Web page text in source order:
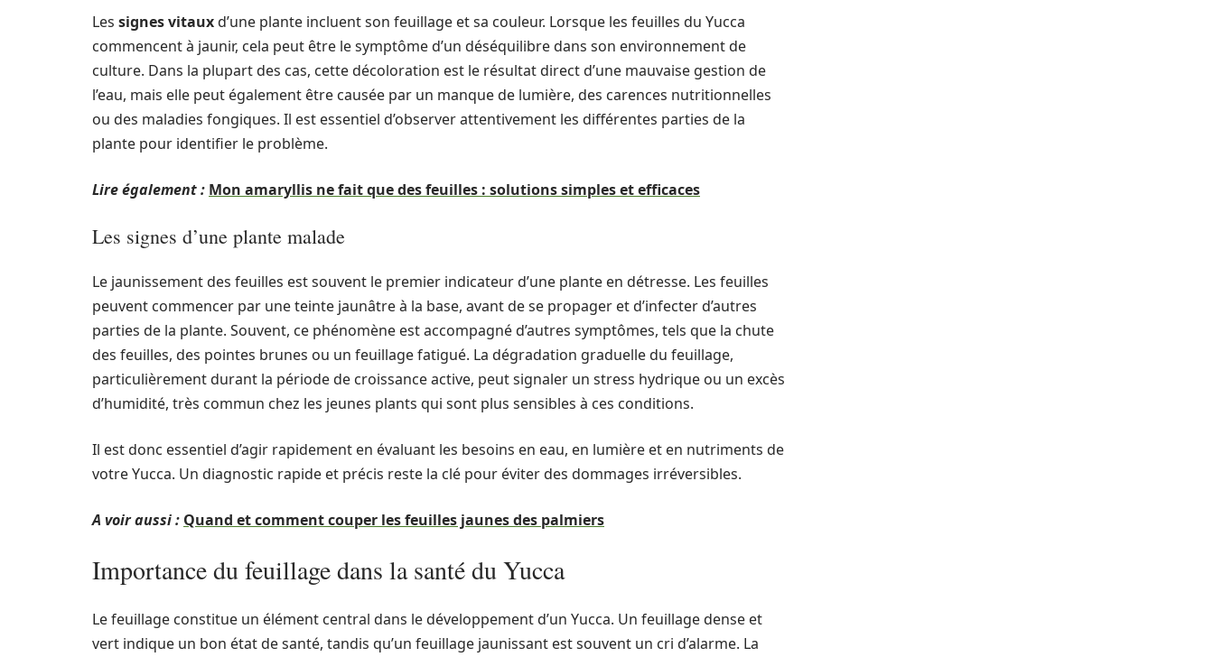
Les signes vitauxd’une plante incluent son feuillage et sa couleur. Lorsque les feuilles du Yucca
commencent à jaunir, cela peut être le symptôme d’un déséquilibre dans son environnement de
culture. Dans la plupart des cas, cette décoloration est le résultat direct d’une mauvaise gestion de
l’eau, mais elle peut également être causée par un manque de lumière, des carences nutritionnelles
ou des maladies fongiques. Il est essentiel d’observer attentivement les différentes parties de la
plante pour identifier le problème.
Lire également : Mon amaryllis ne fait que des feuilles : solutions simples et efficaces
Les signes d’une plante malade
Le jaunissement des feuilles est souvent le premier indicateur d’une plante en détresse. Les feuilles
peuvent commencer par une teinte jaunâtre à la base, avant de se propager et d’infecter d’autres
parties de la plante. Souvent, ce phénomène est accompagné d’autres symptômes, tels que la chute
des feuilles, des pointes brunes ou un feuillage fatigué. La dégradation graduelle du feuillage,
particulièrement durant la période de croissance active, peut signaler un stress hydrique ou un excès
d’humidité, très commun chez les jeunes plants qui sont plus sensibles à ces conditions.
Il est donc essentiel d’agir rapidement en évaluant les besoins en eau, en lumière et en nutriments de
votre Yucca. Un diagnostic rapide et précis reste la clé pour éviter des dommages irréversibles.
A voir aussi : Quand et comment couper les feuilles jaunes des palmiers
Importance du feuillage dans la santé du Yucca
Le feuillage constitue un élément central dans le développement d’un Yucca. Un feuillage dense et
vert indique un bon état de santé, tandis qu’un feuillage jaunissant est souvent un cri d’alarme. La